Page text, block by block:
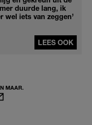
duurde lang, ik
wel iets van zeggen’
LEES OOK
MAAR.